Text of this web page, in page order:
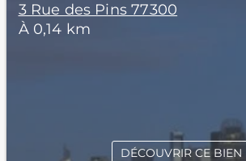
3 Rue des Pins 77300
À 0,14 km
DÉCOUVRIR CE BIEN